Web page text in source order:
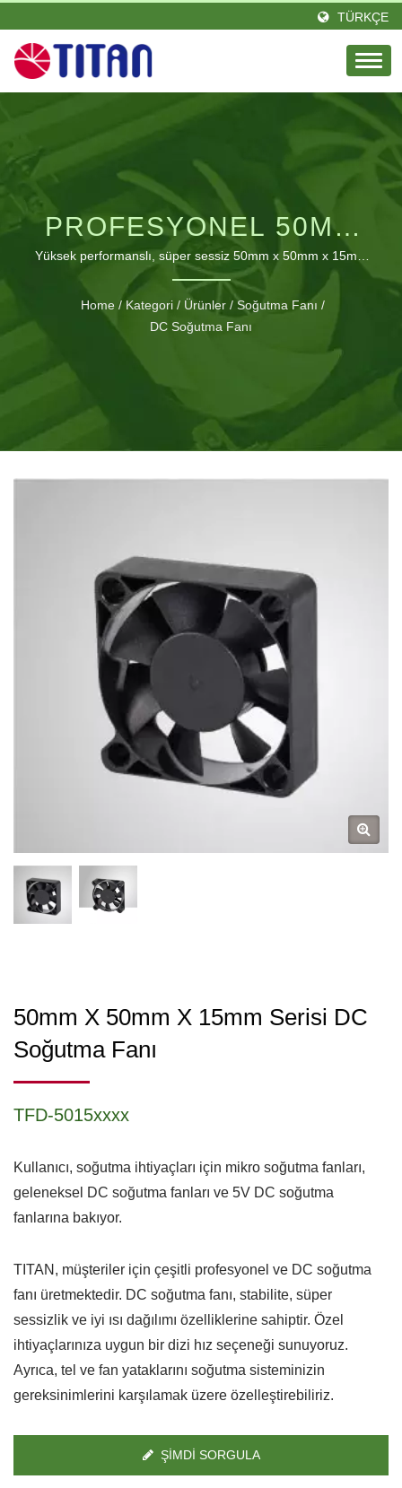
TÜRKÇE
PROFESYONEL 50MM
DC SOĞUTMA FANI
ÇÖZÜMLERI
Yüksek performanslı, süper sessiz 50mm x 50mm x 15mm
soğutma fanları, optimal termal yönetim için özelleştirilebilir
özelliklerle.
Home / Kategori / Ürünler / Soğutma Fanı /
DC Soğutma Fanı
50mm X 50mm X 15mm Serisi DC
Soğutma Fanı
TFD-5015xxxx
Kullanıcı, soğutma ihtiyaçları için mikro soğutma fanları,
geleneksel DC soğutma fanları ve 5V DC soğutma
fanlarına bakıyor.
TITAN, müşteriler için çeşitli profesyonel ve DC soğutma
fanı üretmektedir. DC soğutma fanı, stabilite, süper
sessizlik ve iyi ısı dağılımı özelliklerine sahiptir. Özel
ihtiyaçlarınıza uygun bir dizi hız seçeneği sunuyoruz.
Ayrıca, tel ve fan yataklarını soğutma sisteminizin
gereksinimlerini karşılamak üzere özelleştirebiliriz.
ŞIMDI SORGULA